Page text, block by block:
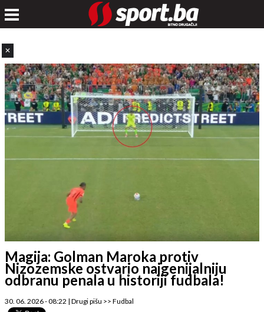
✕
Magija: Golman Maroka protiv
Nizozemske ostvario najgenijalniju
odbranu penala u historiji fudbala!
30. 06. 2026 - 08:22 | Drugi pišu >> Fudbal